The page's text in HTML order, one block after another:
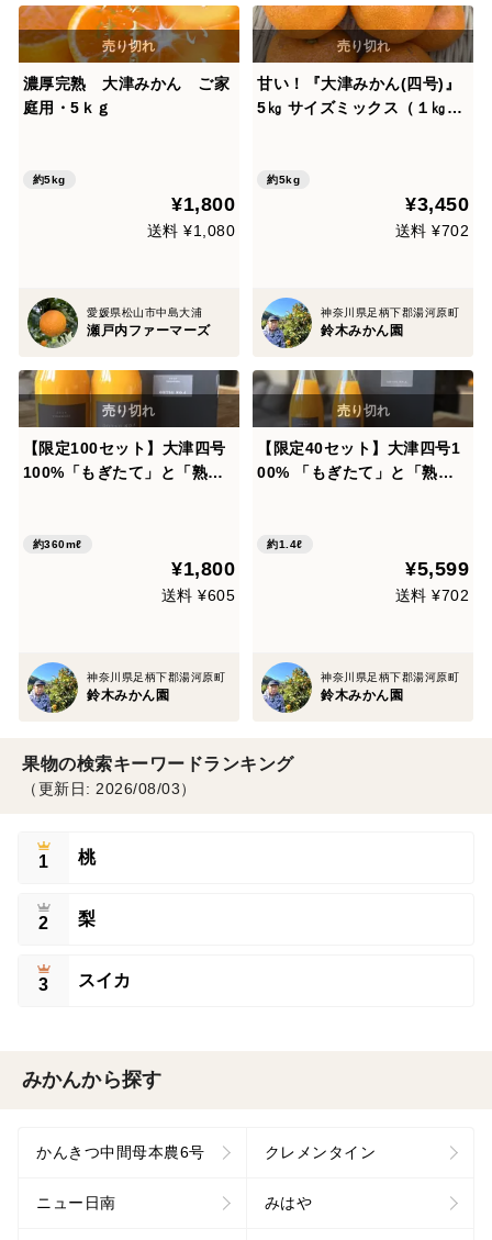
濃厚完熟 大津みかん ご家
庭用・5ｋｇ
約5kg
¥1,800
送料 ¥1,080
愛媛県松山市中島大浦
瀬戸内ファーマーズ
甘い！『大津みかん(四号)』
5㎏ サイズミックス（１㎏あ
約5kg
¥3,450
送料 ¥702
神奈川県足柄下郡湯河原町
鈴木みかん園
【限定100セット】大津四号
100%「もぎたて」と「熟
り） 【母の日ギフト】【食べ
約360mℓ
¥1,800
送料 ¥605
神奈川県足柄下郡湯河原町
鈴木みかん園
【限定40セット】大津四号1
00% 「もぎたて」と「熟
り) 【母の日ギフト】【食べ
約1.4ℓ
¥5,599
送料 ¥702
神奈川県足柄下郡湯河原町
鈴木みかん園
果物の検索キーワードランキング
（更新日: 2026/08/03）
1 桃
2 梨
3 スイカ
みかんから探す
かんきつ中間母本農6号 クレメンタイン
ニュー日南 みはや